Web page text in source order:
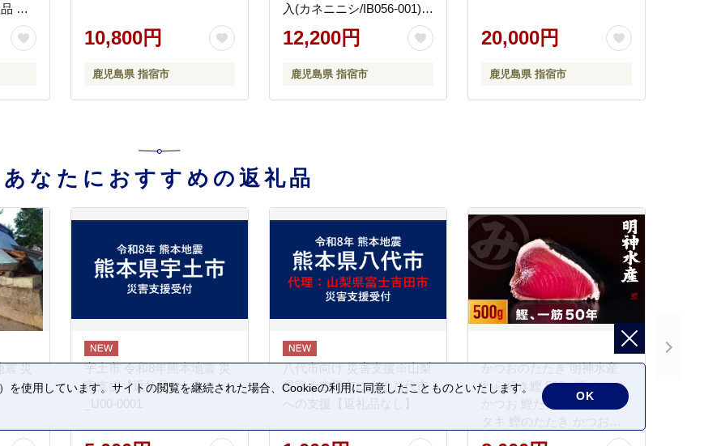
い
品 だ
特選
10,800円
鹿児島県 指宿市
入(カネニニシ/IB056-001)
かつおぶし 特産品 いぶす
き 鹿児島 鰹 加工品 だし み
12,200円
鹿児島県 指宿市
20,000円
鹿児島県 指宿市
あなたにおすすめの返礼品
震 災
宇土市 令和8年熊本地震 災
害支援【返礼品なし】
_U00-0001
八代市向け 災害支援※山梨
県富士吉田市による八代市
への支援【返礼品なし】
かつおのたたき 明神水産
わら焼き鰹 500g 鰹 カツオ
かつお 鰹たたき かつおタ
タキ 鰹のたたき かつおの
タタキ 藁焼き わら焼き 魚
使用しています。サイトの閲覧を継続された場合、Cookieの利用に同意したことものといたします。
OK